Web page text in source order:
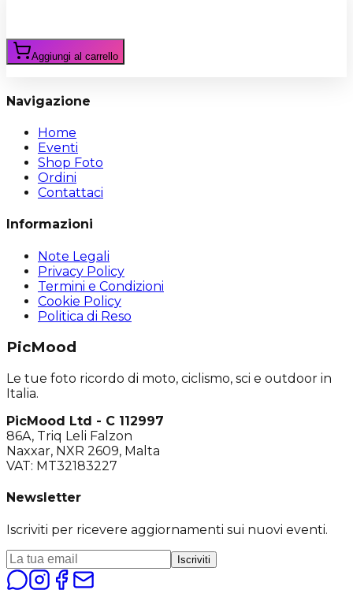
Aggiungi al carrello
Navigazione
Home
Eventi
Shop Foto
Ordini
Contattaci
Informazioni
Note Legali
Privacy Policy
Termini e Condizioni
Cookie Policy
Politica di Reso
PicMood
Le tue foto ricordo di moto, ciclismo, sci e outdoor in
Italia.
PicMood Ltd - C 112997
86A, Triq Leli Falzon
Naxxar, NXR 2609, Malta
VAT: MT32183227
Newsletter
Iscriviti per ricevere aggiornamenti sui nuovi eventi.
Iscriviti